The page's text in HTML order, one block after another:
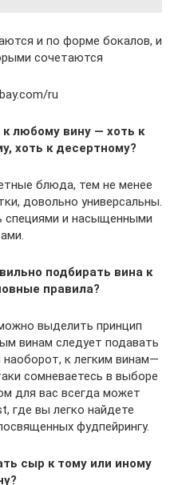
и по форме бокалов, и
сочетаются
ru
любому вину — хоть к
хоть к десертному?
блюда, тем не менее
довольно универсальны.
специями и насыщенными
подбирать вина к
правила?
выделить принцип
винам следует подавать
к легким винам—
сомневаетесь в выборе
для вас всегда может
где вы легко найдете
фудпейрингу.
сыр к тому или иному